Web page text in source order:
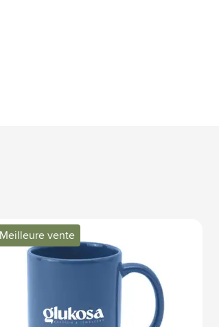
Meilleure vente